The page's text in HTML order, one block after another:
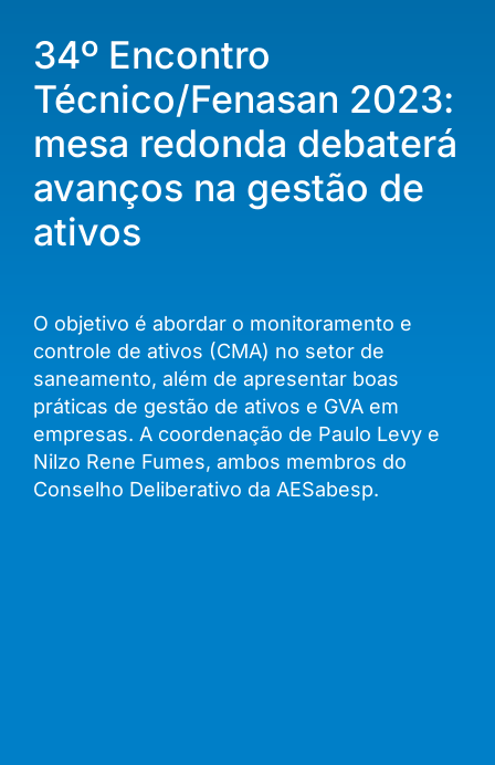
34º Encontro
Técnico/Fenasan 2023:
mesa redonda debaterá
avanços na gestão de
ativos
O objetivo é abordar o monitoramento e
controle de ativos (CMA) no setor de
saneamento, além de apresentar boas
práticas de gestão de ativos e GVA em
empresas. A coordenação de Paulo Levy e
Nilzo Rene Fumes, ambos membros do
Conselho Deliberativo da AESabesp.